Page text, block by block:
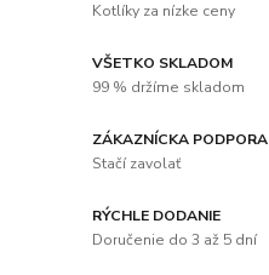
Kotlíky za nízke ceny
VŠETKO SKLADOM
99 % držíme skladom
ZÁKAZNÍCKA PODPORA
Stačí zavolať
RÝCHLE DODANIE
Doručenie do 3 až 5 dní